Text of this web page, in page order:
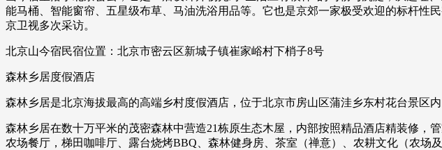
能马桶、智能窗帘、五星级布草、马油洗浴用品等。它也是京郊一家极受欢迎的标杆
京卫视多次采访。
北京山今宿民宿位置：北京市密云区新城子镇崔家峪村下梢子8号
森林乡居度假酒店
森林乡居是北京海拔最高的高端乡村度假酒店，位于北京市房山区蒲洼乡东村花台景区
森林乡居在数十万平米的茂密森林中营造21栋原生态木屋，内部按照精品酒店精装修，
农场餐厅，梯田咖啡厅、露台烧烤BBQ、森林健身房、茶室（禅意）、农耕文化（农